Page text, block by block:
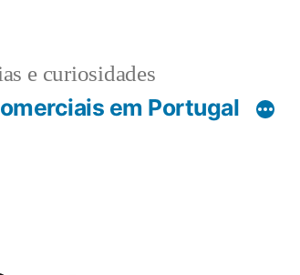
e curiosidades
em Portugal